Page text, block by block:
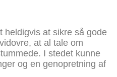
heldigvis at sikre så gode
at al tale om
I stedet kunne
og en genopretning af